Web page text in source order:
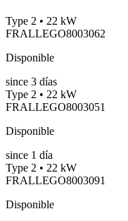
Type 2 • 22 kW
FRALLEGO8003062
Disponible
since 3 días
Type 2 • 22 kW
FRALLEGO8003051
Disponible
since 1 día
Type 2 • 22 kW
FRALLEGO8003091
Disponible